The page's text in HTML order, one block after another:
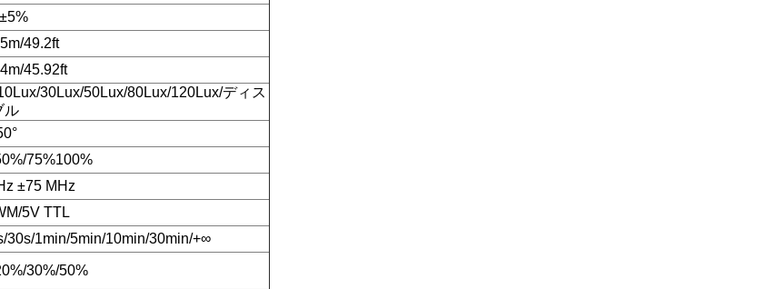
49.2ft
45.92ft
30Lux/50Lux/80Lux/120Lux/ディス
ル
75%100%
±75 MHz
5V TTL
30s/1min/5min/10min/30min/+∞
30%/50%